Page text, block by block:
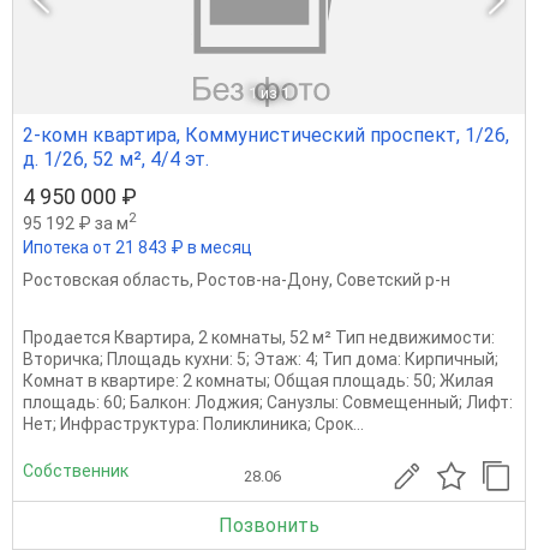
1 из 1
2-комн квартира, Коммунистический проспект, 1/26,
д. 1/26, 52 м², 4/4 эт.
4 950 000 ₽
95 192 ₽ за м2
Ипотека от 21 843 ₽ в месяц
Ростовская область, Ростов-на-Дону, Советский р-н
Продается Квартира, 2 комнаты, 52 м² Тип недвижимости:
Вторичка; Площадь кухни: 5; Этаж: 4; Тип дома: Кирпичный;
Комнат в квартире: 2 комнаты; Общая площадь: 50; Жилая
площадь: 60; Балкон: Лоджия; Санузлы: Совмещенный; Лифт:
Нет; Инфраструктура: Поликлиника; Срок...
Собственник 28.06
Позвонить